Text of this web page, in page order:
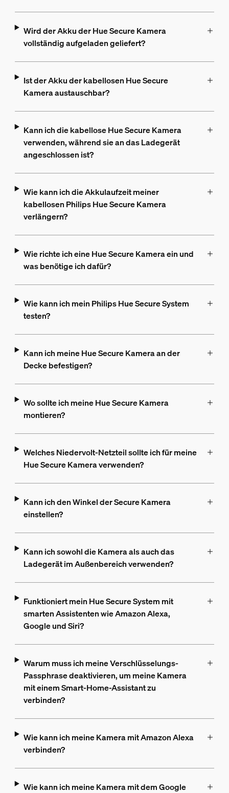
Wird der Akku der Hue Secure Kamera
vollständig aufgeladen geliefert?
Ist der Akku der kabellosen Hue Secure
Kamera austauschbar?
Kann ich die kabellose Hue Secure Kamera
verwenden, während sie an das Ladegerät
angeschlossen ist?
Wie kann ich die Akkulaufzeit meiner
kabellosen Philips Hue Secure Kamera
verlängern?
Wie richte ich eine Hue Secure Kamera ein und
was benötige ich dafür?
Wie kann ich mein Philips Hue Secure System
testen?
Kann ich meine Hue Secure Kamera an der
Decke befestigen?
Wo sollte ich meine Hue Secure Kamera
montieren?
Welches Niedervolt-Netzteil sollte ich für meine
Hue Secure Kamera verwenden?
Kann ich den Winkel der Secure Kamera
einstellen?
Kann ich sowohl die Kamera als auch das
Ladegerät im Außenbereich verwenden?
Funktioniert mein Hue Secure System mit
smarten Assistenten wie Amazon Alexa,
Google und Siri?
Warum muss ich meine Verschlüsselungs-
Passphrase deaktivieren, um meine Kamera
mit einem Smart-Home-Assistant zu
verbinden?
Wie kann ich meine Kamera mit Amazon Alexa
verbinden?
Wie kann ich meine Kamera mit dem Google